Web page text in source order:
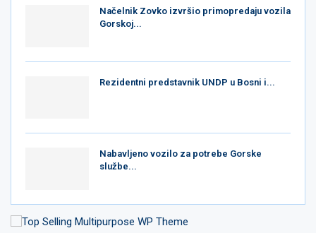
Načelnik Zovko izvršio primopredaju vozila
Gorskoj...
Rezidentni predstavnik UNDP u Bosni i...
Nabavljeno vozilo za potrebe Gorske
službe...